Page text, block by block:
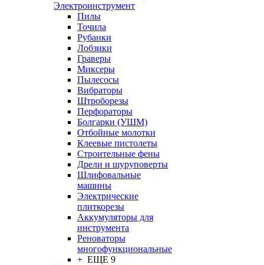
Электроинструмент
Пилы
Точила
Рубанки
Лобзики
Граверы
Миксеры
Пылесосы
Вибраторы
Штроборезы
Перфораторы
Болгарки (УШМ)
Отбойные молотки
Клеевые пистолеты
Строительные фены
Дрели и шуруповерты
Шлифовальные
машины
Электрические
плиткорезы
Аккумуляторы для
инструмента
Реноваторы
многофункциональные
+ ЕЩЕ 9